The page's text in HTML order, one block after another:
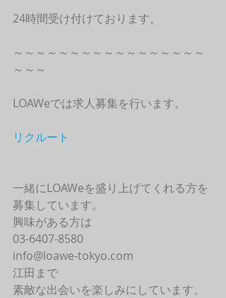
24時間受け付けております。
～～～～～～～～～～～～～～～～～
～～～
LOAWeでは求人募集を行います。
リクルート
一緒にLOAWeを盛り上げてくれる方を
募集しています。
興味がある方は
03-6407-8580
info@loawe-tokyo.com
江田まで
素敵な出会いを楽しみにしています。